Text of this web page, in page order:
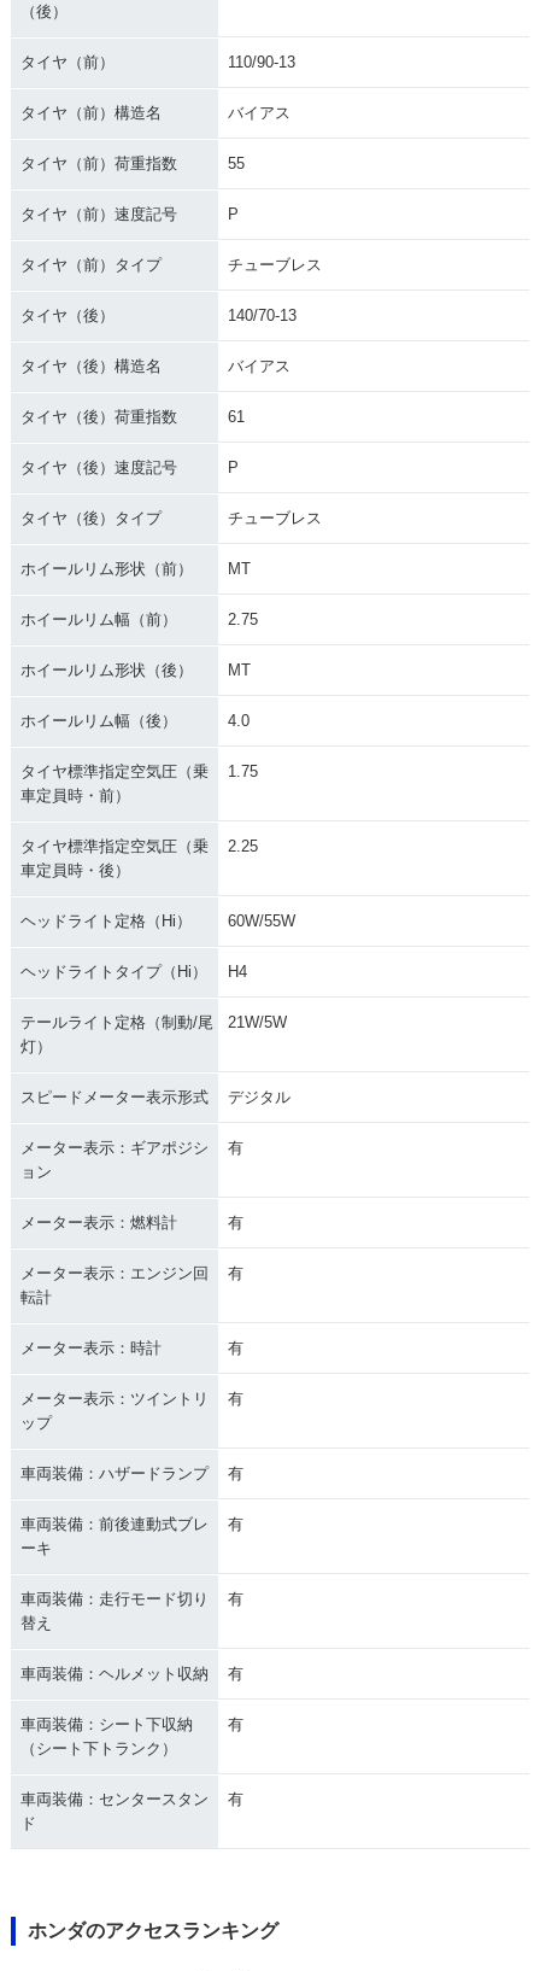
（後）
タイヤ（前） 110/90-13
タイヤ（前）構造名 バイアス
タイヤ（前）荷重指数 55
タイヤ（前）速度記号 P
タイヤ（前）タイプ チューブレス
タイヤ（後） 140/70-13
タイヤ（後）構造名 バイアス
タイヤ（後）荷重指数 61
タイヤ（後）速度記号 P
タイヤ（後）タイプ チューブレス
ホイールリム形状（前） MT
ホイールリム幅（前） 2.75
ホイールリム形状（後） MT
ホイールリム幅（後） 4.0
タイヤ標準指定空気圧（乗
車定員時・前）
1.75
タイヤ標準指定空気圧（乗
車定員時・後）
2.25
ヘッドライト定格（Hi） 60W/55W
ヘッドライトタイプ（Hi） H4
テールライト定格（制動/尾
灯）
21W/5W
スピードメーター表示形式 デジタル
メーター表示：ギアポジシ
ョン
有
メーター表示：燃料計 有
メーター表示：エンジン回
転計
有
メーター表示：時計 有
メーター表示：ツイントリ
ップ
有
車両装備：ハザードランプ 有
車両装備：前後連動式ブレ
ーキ
有
車両装備：走行モード切り
替え
有
車両装備：ヘルメット収納 有
車両装備：シート下収納
（シート下トランク）
有
車両装備：センタースタン
ド
有
ホンダのアクセスランキング